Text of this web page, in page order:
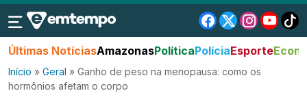
Últimas NotíciasAmazonasPolíticaPolíciaEsporte
Início » Geral » Ganho de peso na menopausa: como os
hormônios afetam o corpo